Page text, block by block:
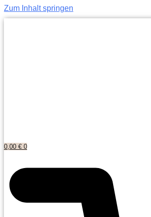
Zum Inhalt springen
0,00 € 0